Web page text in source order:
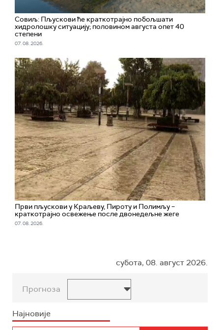
Совиљ: Пљускови ће краткотрајно побољшати
хидролошку ситуацију; половином августа опет 40
степени
07. 08. 2026.
Први пљускови у Краљеву, Пироту и Полимљу –
краткотрајно освежење после двонедељне жеге
07. 08. 2026.
субота, 08. август 2026.
Прогноза
Најновије